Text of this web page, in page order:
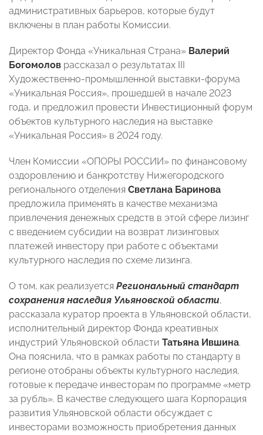
административных барьеров, которые будут
включены в план работы Комиссии.
Директор Фонда «Уникальная Страна» Валерий
Богомолов рассказал о результатах III
Художественно-промышленной выставки-форума
«Уникальная Россия», прошедшей в начале 2023
года, и предложил провести Инвестиционный форум
объектов культурного наследия на выставке
«Уникальная Россия» в 2024 году.
Член Комиссии «ОПОРЫ РОССИИ» по финансовому
оздоровлению и банкротству Нижегородского
регионального отделения Светлана Баринова
предложила применять в качестве механизма
привлечения денежных средств в этой сфере лизинг
с введением субсидии на возврат лизинговых
платежей инвестору при работе с объектами
культурного наследия по схеме лизинга.
О том, как реализуется Региональный стандарт
сохранения наследия Ульяновской области,
рассказала куратор проекта в Ульяновской области,
исполнительный директор Фонда креативных
индустрий Ульяновской области Татьяна Ившина.
Она пояснила, что в рамках работы по стандарту в
регионе отобраны объекты культурного наследия,
готовые к передаче инвесторам по программе «метр
за рубль». В качестве следующего шага Корпорация
развития Ульяновской области обсуждает с
инвесторами возможность приобретения данных